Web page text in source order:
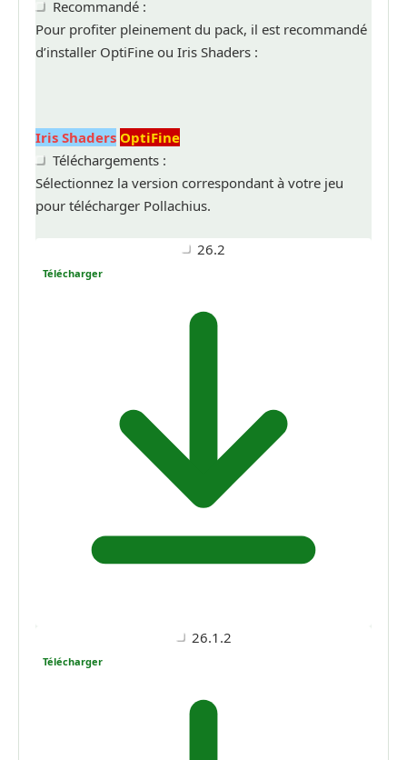
Recommandé :
Pour profiter pleinement du pack, il est recommandé
d’installer OptiFine ou Iris Shaders :
Iris Shaders OptiFine
Téléchargements :
Sélectionnez la version correspondant à votre jeu
pour télécharger Pollachius.
26.2
Télécharger
26.1.2
Télécharger